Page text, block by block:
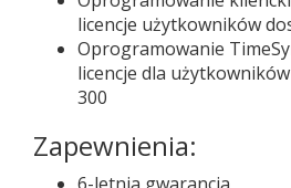
licencje użytkowników
Oprogramowanie
licencje dla
300
Zapewnienia: